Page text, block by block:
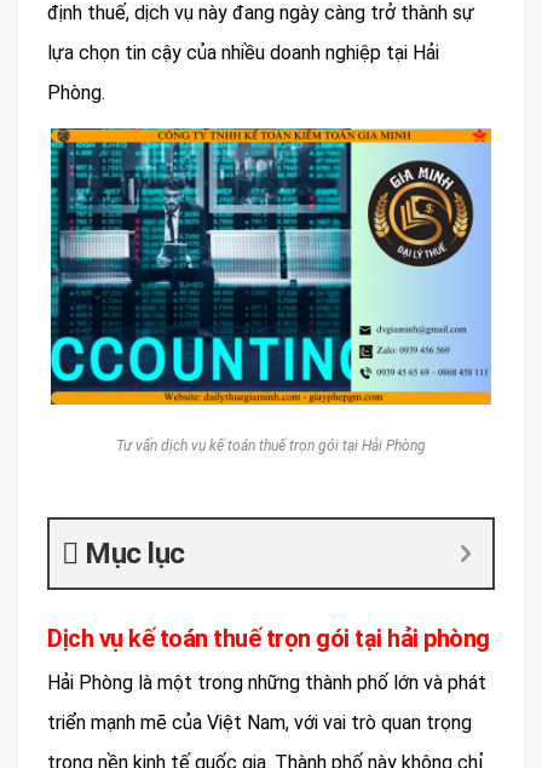
định thuế, dịch vụ này đang ngày càng trở thành sự
lựa chọn tin cậy của nhiều doanh nghiệp tại Hải
Phòng.
Tư vấn dịch vụ kế toán thuế trọn gói tại Hải Phòng
Mục lục
Dịch vụ kế toán thuế trọn gói tại hải phòng
Hải Phòng là một trong những thành phố lớn và phát
triển mạnh mẽ của Việt Nam, với vai trò quan trọng
trong nền kinh tế quốc gia. Thành phố này không chỉ